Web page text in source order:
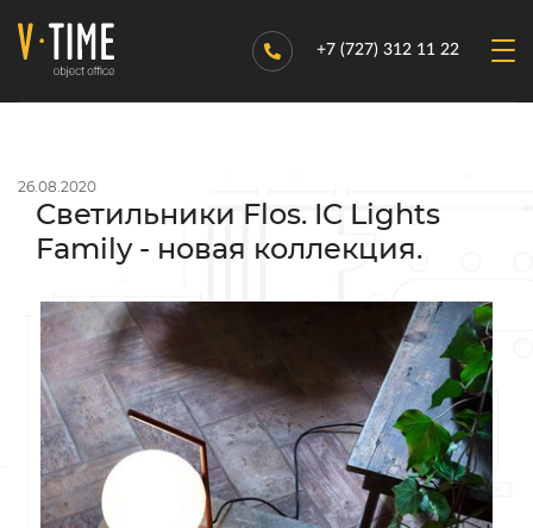
+7 (727) 312 11 22
26.08.2020
Светильники Flos. IC Lights
Family - новая коллекция.